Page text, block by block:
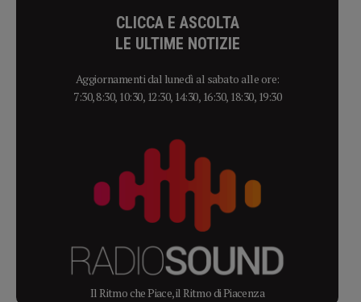
CLICCA E ASCOLTA
LE ULTIME NOTIZIE
Aggiornamenti dal lunedì al sabato alle ore:
7:30, 8:30, 10:30, 12:30, 14:30, 16:30, 18:30, 19:30
Il Ritmo che Piace, il Ritmo di Piacenza